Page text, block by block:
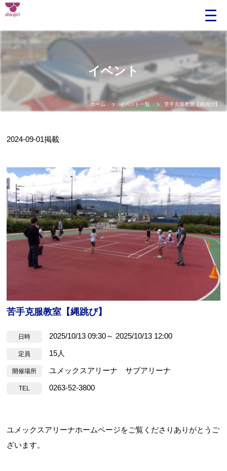
イベント
ホーム イベント一覧 苦手克服教室【縄跳び】
2024-09-01掲載
苦手克服教室【縄跳び】
日時 2025/10/13 09:30～ 2025/10/13 12:00
定員 15人
開催場所 ユメックスアリーナ サブアリーナ
TEL 0263-52-3800
ユメックスアリーナホームページをご覧くださりありがとうご
ざいます。